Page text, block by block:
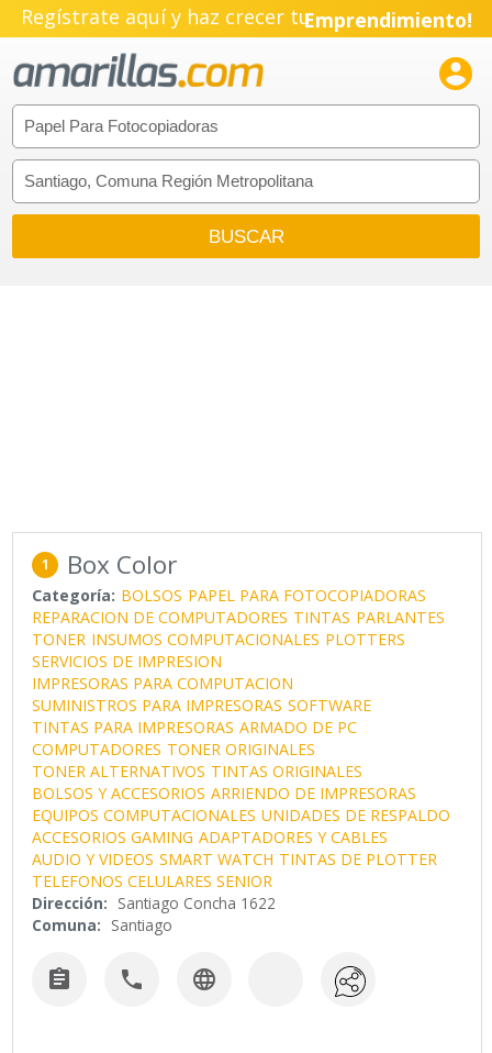
Regístrate aquí y haz crecer tuEmprendimiento!

1 Box Color
Categoría: BOLSOS PAPEL PARA FOTOCOPIADORAS
REPARACION DE COMPUTADORES TINTAS PARLANTES
TONER INSUMOS COMPUTACIONALES PLOTTERS
SERVICIOS DE IMPRESION
IMPRESORAS PARA COMPUTACION
SUMINISTROS PARA IMPRESORAS SOFTWARE
TINTAS PARA IMPRESORAS ARMADO DE PC
COMPUTADORES TONER ORIGINALES
TONER ALTERNATIVOS TINTAS ORIGINALES
BOLSOS Y ACCESORIOS ARRIENDO DE IMPRESORAS
EQUIPOS COMPUTACIONALES UNIDADES DE RESPALDO
ACCESORIOS GAMING ADAPTADORES Y CABLES
AUDIO Y VIDEOS SMART WATCH TINTAS DE PLOTTER
TELEFONOS CELULARES SENIOR
Dirección: Santiago Concha 1622
Comuna: Santiago
  